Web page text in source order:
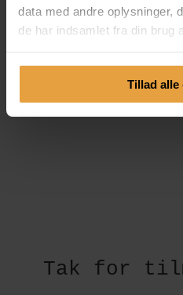
data med andre oplysninger,
de har indsamlet fra din brug
Tillad alle
NYHEDSBREV
Tak for